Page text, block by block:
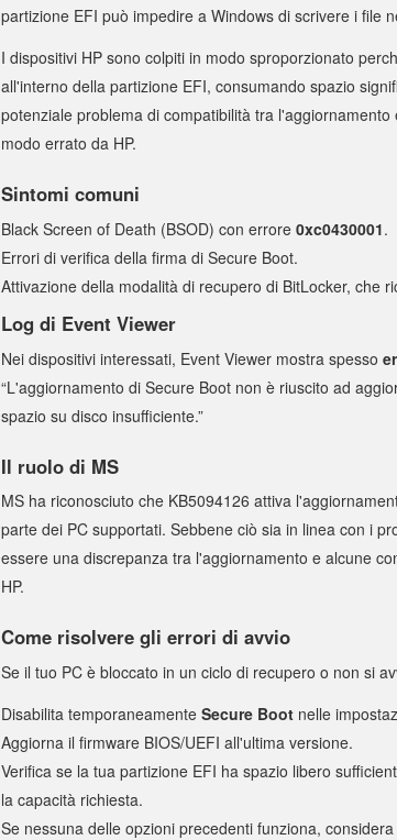
partizione EFI può impedire a Windows di scrivere i file
I dispositivi HP sono colpiti in modo sproporzionato
all'interno della partizione EFI, consumando spazio
potenziale problema di compatibilità tra
modo errato da HP.
Sintomi comuni
Black Screen of Death (BSOD) con errore 0xc0430001.
Errori di verifica della firma di Secure Boot.
Attivazione della modalità di recupero di BitLocker, che
Log di Event Viewer
Nei dispositivi interessati, Event Viewer mostra spesso
“L'aggiornamento di Secure Boot non è riuscito ad
spazio su disco insufficiente.”
Il ruolo di MS
MS ha riconosciuto che KB5094126 attiva
parte dei PC supportati. Sebbene ciò sia in linea con i
essere una discrepanza tra l'aggiornamento e alcune
HP.
Come risolvere gli errori di avvio
Se il tuo PC è bloccato in un ciclo di recupero o non si
Disabilita temporaneamente Secure Boot nelle
Aggiorna il firmware BIOS/UEFI all'ultima versione.
Verifica se la tua partizione EFI ha spazio libero
la capacità richiesta.
Se nessuna delle opzioni precedenti funziona,